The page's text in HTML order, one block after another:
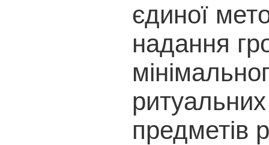
єдиної
надання
ритуальних
предметів